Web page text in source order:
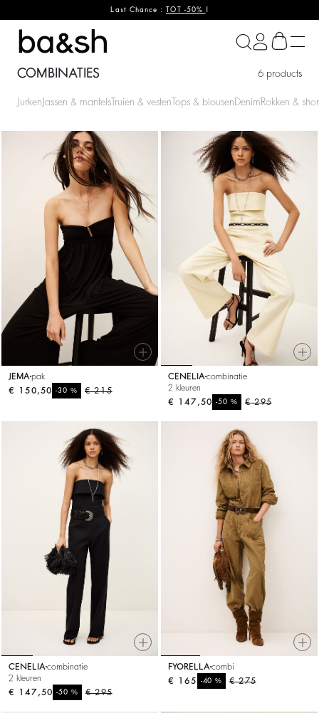
Last Chance : TOT -50% !
ba&sh
COMBINATIES 6 products
Jurken Jassen & mantels Truien & vesten Tops & blousen Denim Rokken &
JEMA pak
€ 215
-30%
€ 150,50
CENELIA combinatie
2 kleuren
€ 295
-50%
€ 147,50
CENELIAcombinatie
2 kleuren
€ 295
-50%
€ 147,50
FYORELLAcombi
€ 275
-40%
€ 165